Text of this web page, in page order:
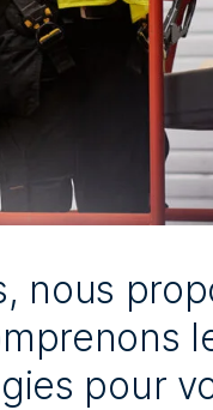
nous
pour